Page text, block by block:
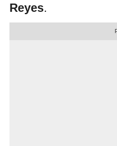
Reyes.